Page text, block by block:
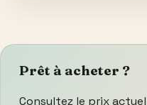
Prêt à acheter ?
Consultez le prix